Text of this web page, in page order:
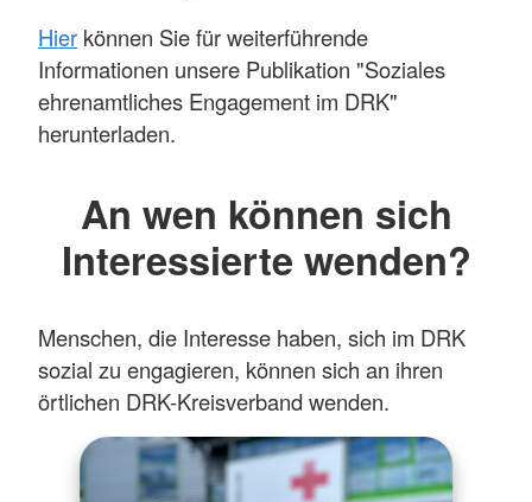
Hier können Sie für weiterführende
Informationen unsere Publikation "Soziales
ehrenamtliches Engagement im DRK"
herunterladen.
An wen können sich
Interessierte wenden?
Menschen, die Interesse haben, sich im DRK
sozial zu engagieren, können sich an ihren
örtlichen DRK-Kreisverband wenden.